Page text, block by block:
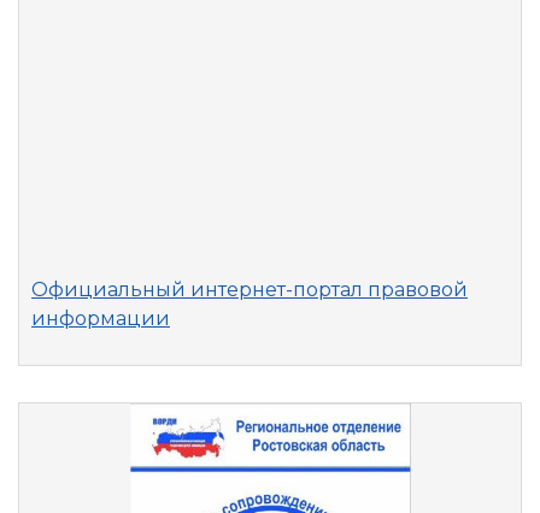
Официальный интернет-портал правовой
информации